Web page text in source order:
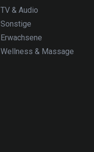
TV & Audio
Sonstige
Erwachsene
Wellness & Massage